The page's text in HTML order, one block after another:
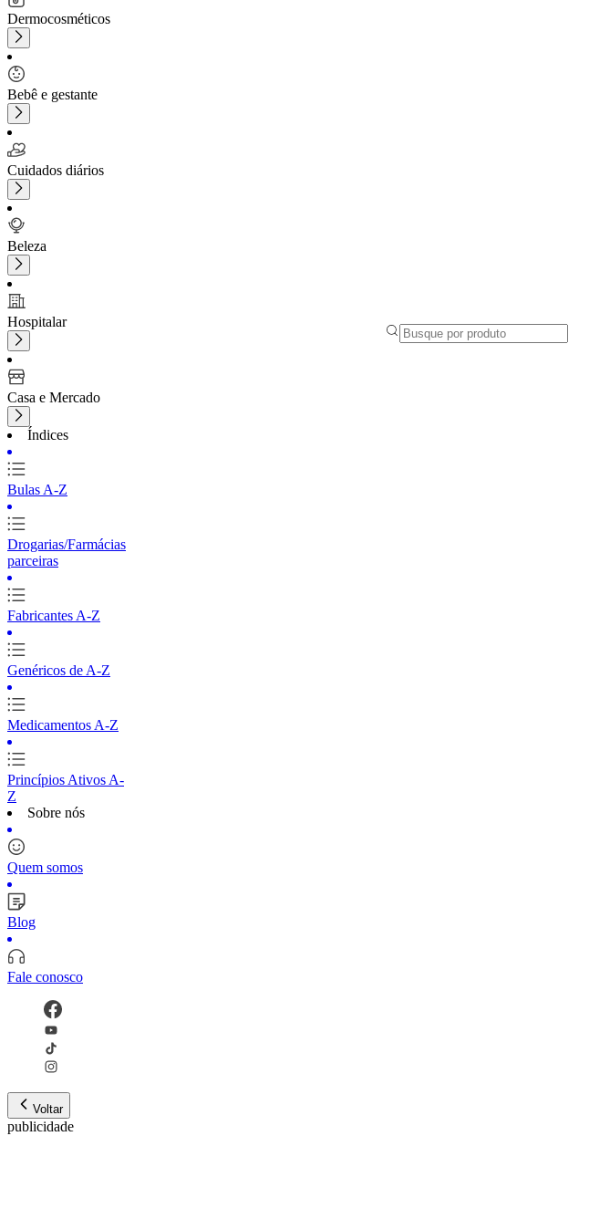
Dermocosméticos
Bebê e gestante
Cuidados diários
Beleza
Hospitalar
Casa e Mercado
Índices
Bulas A-Z
Drogarias/Farmácias
parceiras
Fabricantes A-Z
Genéricos de A-Z
Medicamentos A-Z
Princípios Ativos A-
Z
Sobre nós
Quem somos
Blog
Fale conosco
Voltar
publicidade